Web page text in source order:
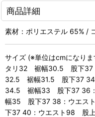
商品詳細
素材：ポリエステル 65% /
サイズ (※単位はcmになり
タリ32 裾幅30.5 股下37
32.5 裾幅31.5 股下37
34.5 裾幅33 股下37 36
幅35 股下37 38：ウエ
下37 40：ウエスト98 股